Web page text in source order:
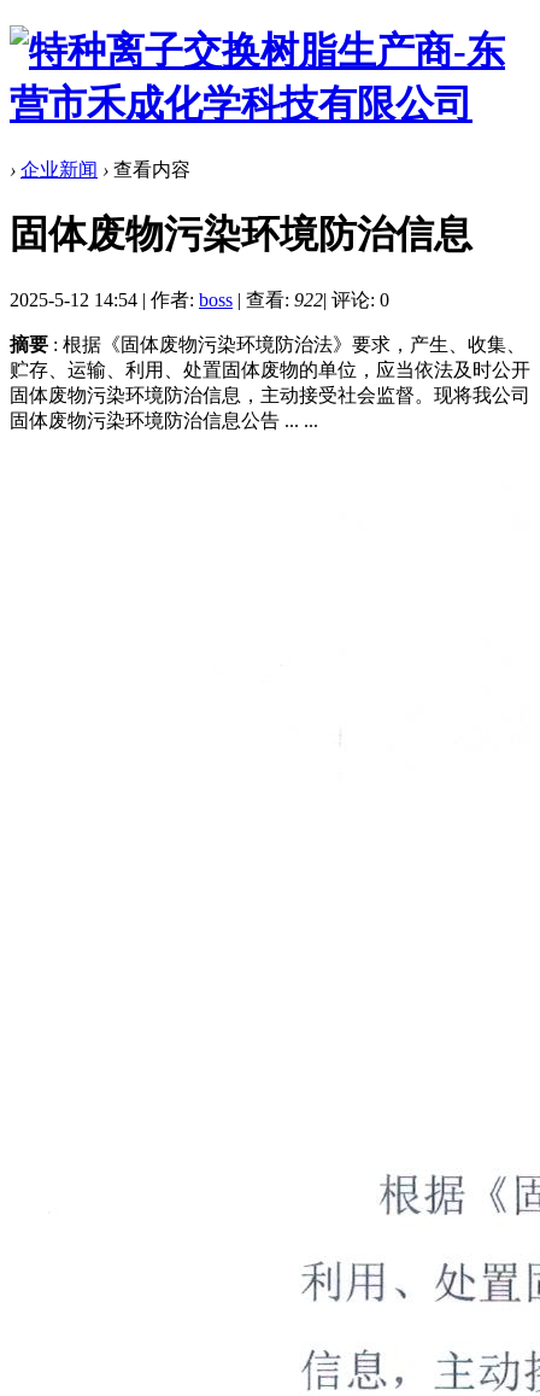
› 企业新闻 › 查看内容
固体废物污染环境防治信息
2025-5-12 14:54 | 作者: boss | 查看: 922| 评论: 0
摘要 : 根据《固体废物污染环境防治法》要求，产生、收集、
贮存、运输、利用、处置固体废物的单位，应当依法及时公开
固体废物污染环境防治信息，主动接受社会监督。现将我公司
固体废物污染环境防治信息公告 ... ...